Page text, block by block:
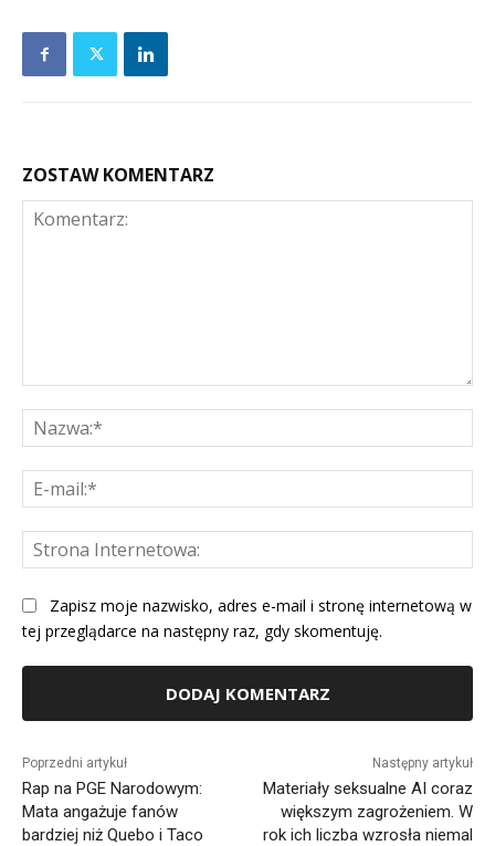
ZOSTAW KOMENTARZ
Zapisz moje nazwisko, adres e-mail i stronę internetową w
tej przeglądarce na następny raz, gdy skomentuję.
Poprzedni artykuł
Rap na PGE Narodowym:
Mata angażuje fanów
bardziej niż Quebo i Taco
Następny artykuł
Materiały seksualne AI coraz
większym zagrożeniem. W
rok ich liczba wzrosła niemal